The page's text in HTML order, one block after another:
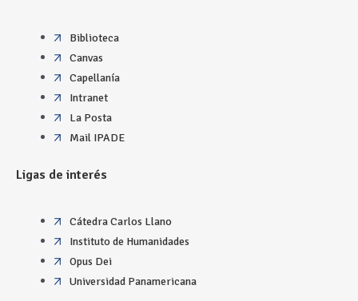
Biblioteca
Canvas
Capellanía
Intranet
La Posta
Mail IPADE
Ligas de interés
Cátedra Carlos Llano
Instituto de Humanidades
Opus Dei
Universidad Panamericana